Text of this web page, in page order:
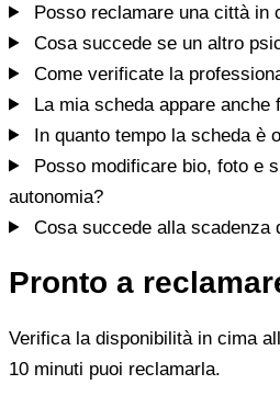
Posso reclamare una città in
Cosa succede se un altro
Come verificate la
La mia scheda appare anche
In quanto tempo la scheda è
Posso modificare bio, foto e
autonomia?
Cosa succede alla scadenza
Pronto a
Verifica la disponibilità in cima
10 minuti puoi reclamarla.